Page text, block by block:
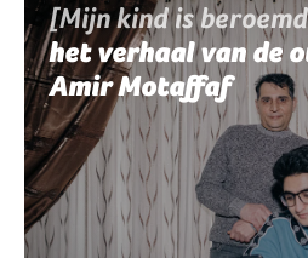
[Mijn kind is
het verhaal van de
Amir Motaffaf